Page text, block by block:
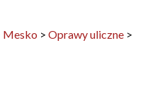
Mesko > Oprawy uliczne >